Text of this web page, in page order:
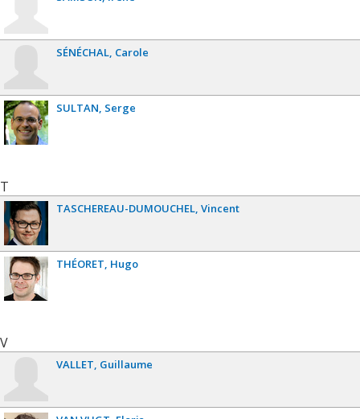
SÉNÉCHAL Carole
SULTAN Serge
T
TASCHEREAU-DUMOUCHEL Vincent
THÉORET Hugo
V
VALLET Guillaume